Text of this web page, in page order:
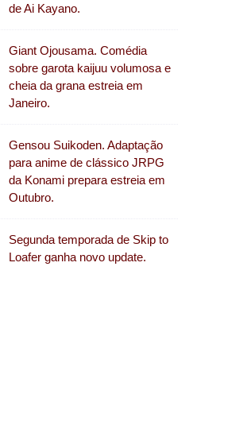
de Ai Kayano.
Giant Ojousama. Comédia
sobre garota kaijuu volumosa e
cheia da grana estreia em
Janeiro.
Gensou Suikoden. Adaptação
para anime de clássico JRPG
da Konami prepara estreia em
Outubro.
Segunda temporada de Skip to
Loafer ganha novo update.